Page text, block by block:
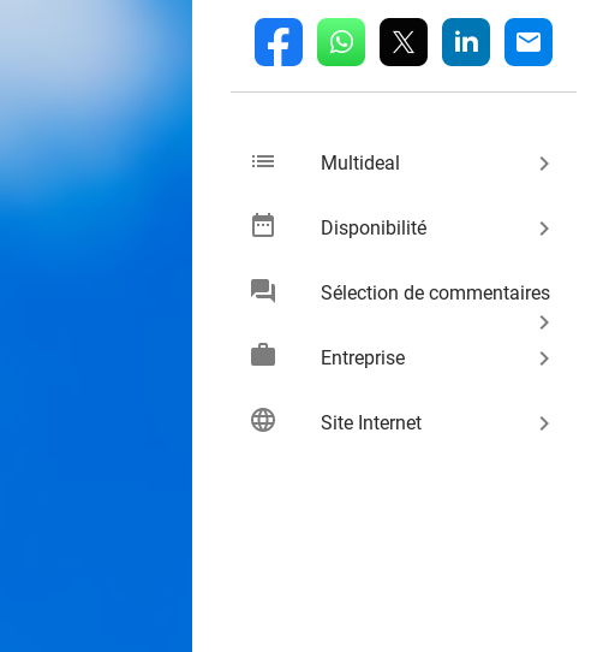
fb whatsapp linkedin mail
list Multideal keyboard_arrow_right
date_range Disponibilité keyboard_arrow_right
chat Sélection de commentaires
keyboard_arrow_right
work
Entreprise keyboard_arrow_right
language Site Internet keyboard_arrow_right